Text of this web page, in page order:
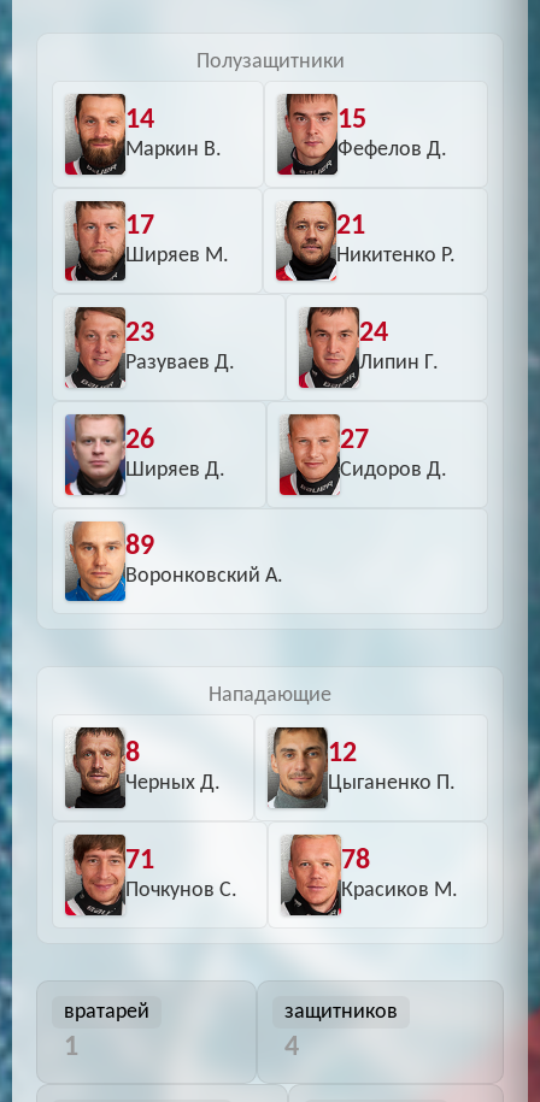
Полузащитники
14
Маркин В.
15
Фефелов Д.
17
Ширяев М.
21
Никитенко Р.
23
Разуваев Д.
24
Липин Г.
26
Ширяев Д.
27
Сидоров Д.
89
Воронковский А.
Нападающие
8
Черных Д.
12
Цыганенко П.
71
Почкунов С.
78
Красиков М.
вратарей
1
защитников
4